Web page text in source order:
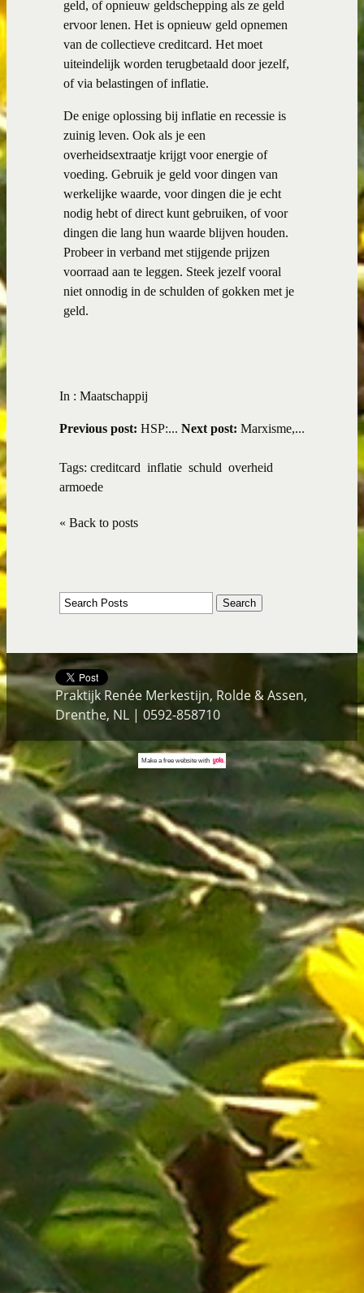
geld, of opnieuw geldschepping als ze geld
ervoor lenen. Het is opnieuw geld opnemen
van de collectieve creditcard. Het moet
uiteindelijk worden terugbetaald door jezelf,
of via belastingen of inflatie.
De enige oplossing bij inflatie en recessie is
zuinig leven. Ook als je een
overheidsextraatje krijgt voor energie of
voeding. Gebruik je geld voor dingen van
werkelijke waarde, voor dingen die je echt
nodig hebt of direct kunt gebruiken, of voor
dingen die lang hun waarde blijven houden.
Probeer in verband met stijgende prijzen
voorraad aan te leggen. Steek jezelf vooral
niet onnodig in de schulden of gokken met je
geld.
In : Maatschappij
Next post: Marxisme,...
Previous post: HSP:...
Tags: creditcard inflatie schuld overheid
armoede
« Back to posts
Praktijk Renée Merkestijn, Rolde & Assen,
Drenthe, NL | 0592-858710
Make a free websitewith